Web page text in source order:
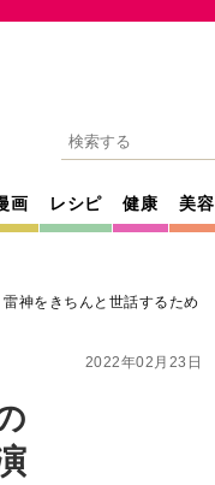
画 レシピ 健康 美容
神をきちんと世話するため
2022年02月23日